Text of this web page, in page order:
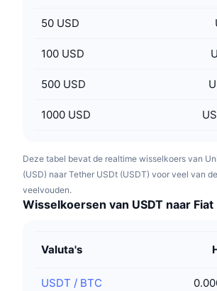
50 USD
100 USD
500 USD
1000 USD
Deze tabel bevat de realtime wisselkoers van
(USD) naar Tether USDt (USDT) voor veel van
veelvouden.
Wisselkoersen van USDT naar Fiat
Valuta's
USDT / BTC